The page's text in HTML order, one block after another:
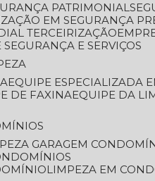
PATRIMONIAL
EM SEGURANÇA
TERCEIRIZAÇÃO
SEGURANÇA E SERVIÇOS
EQUIPE ESPECIALIZADA
DE FAXINA EQUIPE DA
GARAGEM
LIMPEZA EM